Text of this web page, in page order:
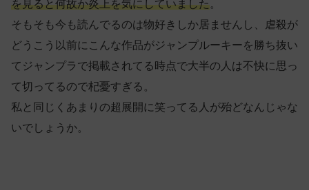
を見ると何故か炎上を気にしていました。
そもそも今も読んでるのは物好きしか居ませんし、虐殺が
どうこう以前にこんな作品がジャンプルーキーを勝ち抜い
てジャンプラで掲載されてる時点で大半の人は不快に思っ
て切ってるので杞憂すぎる。
私と同じくあまりの超展開に笑ってる人が殆どなんじゃな
いでしょうか。